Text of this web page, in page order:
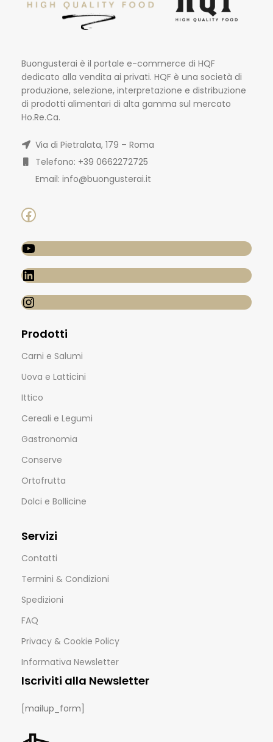
Buongusterai è il portale e-commerce di HQF
dedicato alla vendita ai privati. HQF è una società di
produzione, selezione, interpretazione e distribuzione
di prodotti alimentari di alta gamma sul mercato
Ho.Re.Ca.
Via di Pietralata, 179 – Roma
Telefono: +39 0662272725
Email: info@buongusterai.it
Prodotti
Carni e Salumi
Uova e Latticini
Ittico
Cereali e Legumi
Gastronomia
Conserve
Ortofrutta
Dolci e Bollicine
Servizi
Contatti
Termini & Condizioni
Spedizioni
FAQ
Privacy & Cookie Policy
Informativa Newsletter
Iscriviti alla Newsletter
[mailup_form]